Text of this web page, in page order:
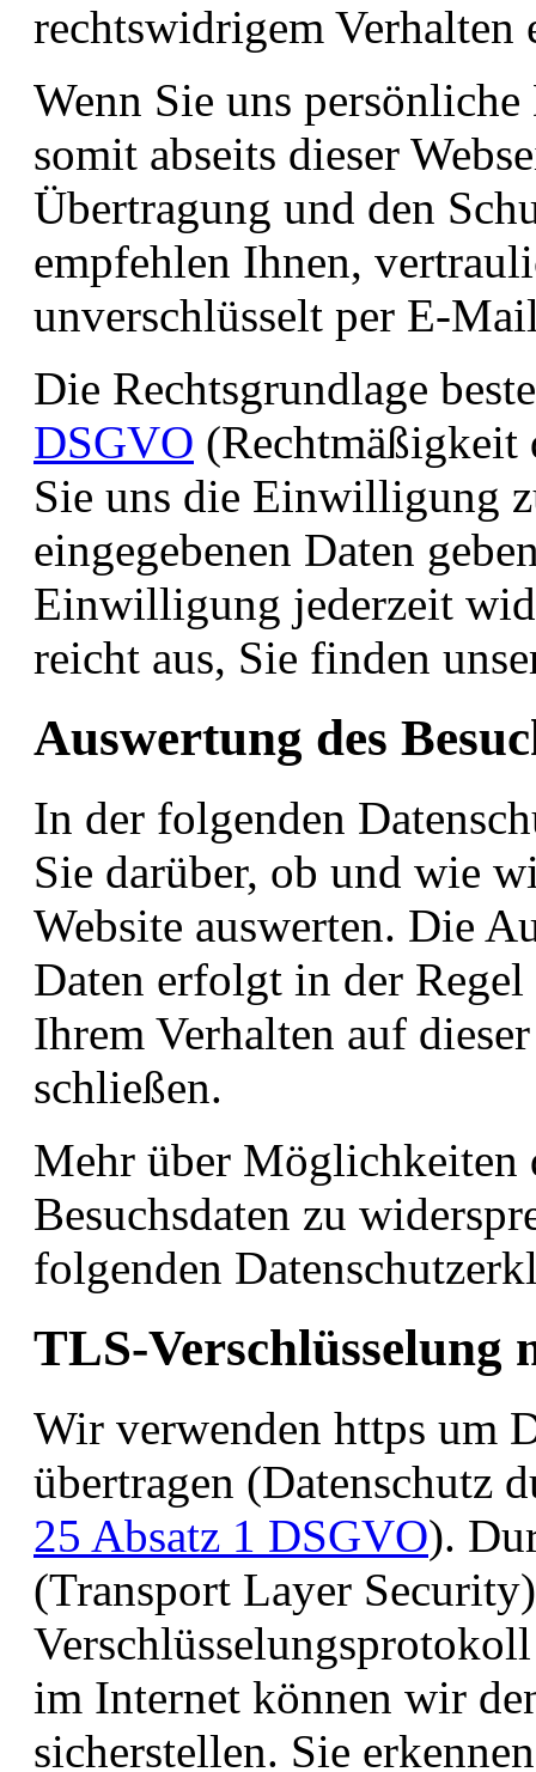
rechtswidrigem Verhalten
Wenn Sie uns
somit abseits dieser
Übertragung und den
empfehlen Ihnen,
unverschlüsselt per E-
Die Rechtsgrundlage
DSGVO (Rechtmäßigkeit
Sie uns die Einwilligung
eingegebenen Daten
Einwilligung jederzeit
reicht aus, Sie finden
Auswertung des
In der folgenden
Sie darüber, ob und wie
Website auswerten. Die
Daten erfolgt in der
Ihrem Verhalten auf
schließen.
Mehr über Möglichkeiten
Besuchsdaten zu
folgenden
TLS-Verschlüsselung
Wir verwenden https um
übertragen (Datenschutz
25 Absatz 1 DSGVO).
(Transport Layer
im Internet können wir
sicherstellen. Sie